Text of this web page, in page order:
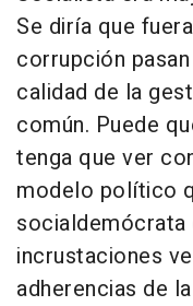
Se diría que
corrupción
calidad de la
común. Puede
tenga que ver
modelo político
socialdemócrata
incrustaciones
adherencias de